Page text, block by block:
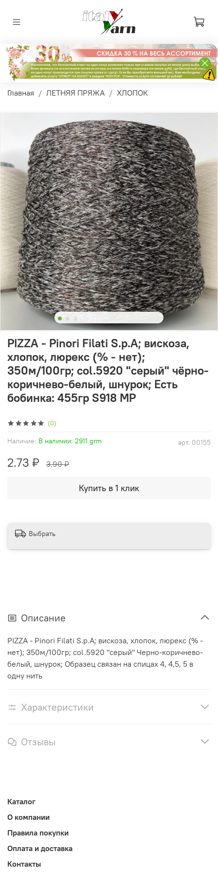
Главная ЛЕТНЯЯ ПРЯЖА ХЛОПОК
(0)
арт. 00155
Наличие: В наличии: 2911 grm
PIZZA - Pinori Filati S.p.A; вискоза,
хлопок, люрекс (% - нет);
350м/100гр; col.5920 "серый" чёрно-
коричнево-белый, шнурок; Есть
бобинка: 455гр S918 MP
2.73 ₽ 3.90 ₽
Купить в 1 клик
Выбрать
Описание
PIZZA - Pinori Filati S.p.A; вискоза, хлопок, люрекс (% -
нет); 350м/100гр; col.5920 "серый" Черно-коричнево-
белый, шнурок; Образец связан на спицах 4, 4,5, 5 в
одну нить
Характеристики
Отзывы
Каталог
О компании
Правила покупки
Оплата и доставка
Контакты